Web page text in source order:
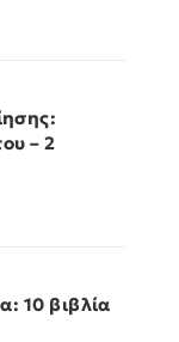
– 2
10 βιβλία